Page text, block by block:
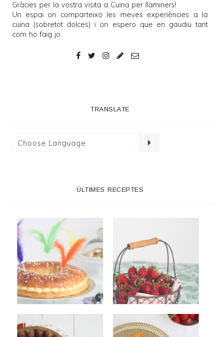
Gràcies per la vostra visita a Cuina per llaminers!
Un espai on comparteixo les meves experiències a la
cuina (sobretot dolces) i on espero que en gaudiu tant
com ho faig jo.
TRANSLATE
ÚLTIMES RECEPTES